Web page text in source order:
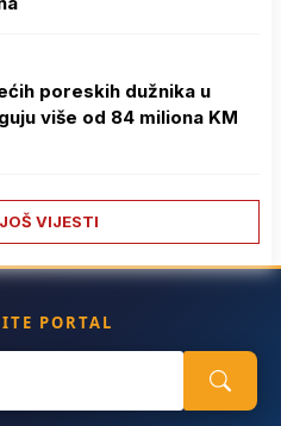
poreskih dužnika u
više od 84 miliona KM
VIJESTI
PORTAL